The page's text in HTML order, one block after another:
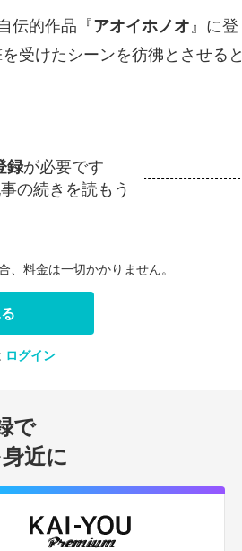
伝的作品『アオイホノオ 』に登
受けたシーンを彷彿とさせると
録が必要です
の続きを読もう
料金は一切かかりません。
ログイン
で
近に